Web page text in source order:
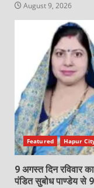
August 9, 2026
Featured Hapur
9 अगस्त दिन रविवार
पंडित सुबोध पाण्डेय से